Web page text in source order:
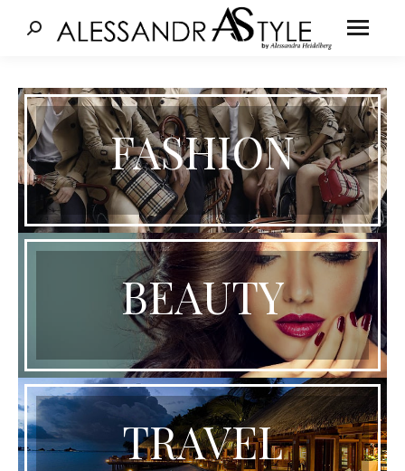
Cerca:
FASHION
BEAUTY
TRAVEL